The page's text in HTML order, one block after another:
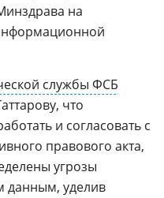
на
службы ФСБ
что
и согласовать с
правового акта,
угрозы
данным, уделив